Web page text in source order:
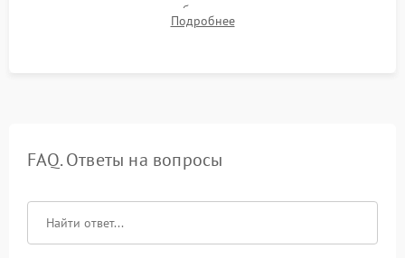
компрессора, отсутствия обмерзания стенок и корректного
срабатывания системы автоматической оттайки.
Подробнее
FAQ. Ответы на вопросы